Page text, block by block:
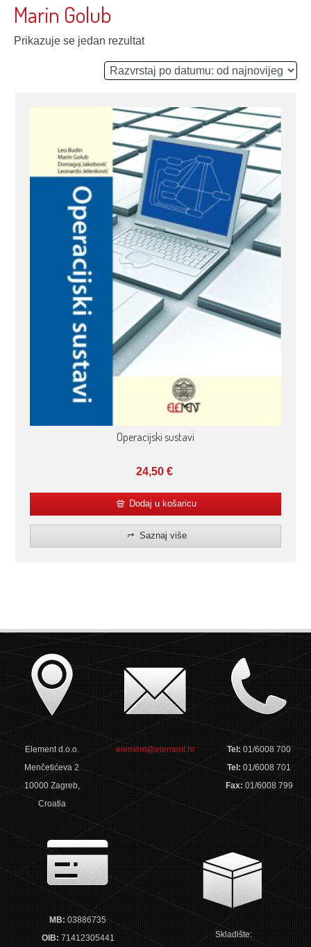
Marin Golub
Prikazuje se jedan rezultat
Operacijski sustavi
24,50 €
Dodaj u košaricu
Saznaj više
Element d.o.o.
Menčetićeva 2
10000 Zagreb,
Croatia
element@element.hr Tel:01/6008 700
Tel:01/6008 701
Fax: 01/6008 799
MB: 03886735
OIB: 71412305441 Skladište: